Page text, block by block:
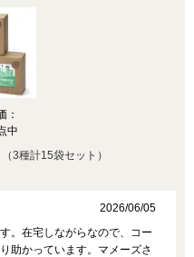
：
中
3種計15袋セット）
2026/06/05
。在宅しながらなので、コー
助かっています。マメーズさ